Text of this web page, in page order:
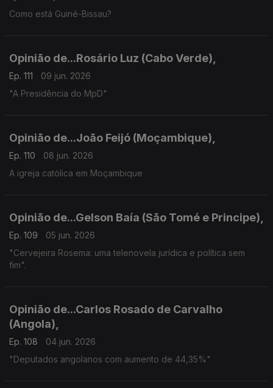
Como está Guiné-Bissau?
Opinião de...Rosário Luz (Cabo Verde),
Ep. 111
09 jun. 2026
"A Presidência do MpD"
Opinião de...João Feijó (Moçambique),
Ep. 110
08 jun. 2026
A igreja católica em Moçambique
Opinião de...Gelson Baía (São Tomé e Principe),
Ep. 109
05 jun. 2026
"Cervejeira Rosema: uma telenovela jurídica e política sem
fim".
Opinião de...Carlos Rosado de Carvalho
(Angola),
Ep. 108
04 jun. 2026
"Deputados angolanos com aumento de 44,35%"